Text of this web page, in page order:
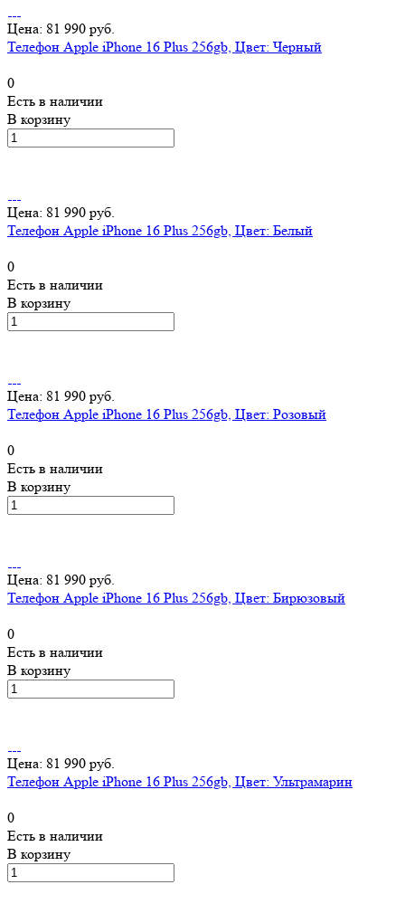
Цена: 81 990 руб.
Телефон Apple iPhone 16 Plus 256gb, Цвет: Черный
0
Есть в наличии
В корзину
Цена: 81 990 руб.
Телефон Apple iPhone 16 Plus 256gb, Цвет: Белый
0
Есть в наличии
В корзину
Цена: 81 990 руб.
Телефон Apple iPhone 16 Plus 256gb, Цвет: Розовый
0
Есть в наличии
В корзину
Цена: 81 990 руб.
Телефон Apple iPhone 16 Plus 256gb, Цвет: Бирюзовый
0
Есть в наличии
В корзину
Цена: 81 990 руб.
Телефон Apple iPhone 16 Plus 256gb, Цвет: Ультрамарин
0
Есть в наличии
В корзину